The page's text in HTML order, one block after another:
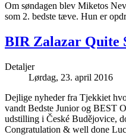
Om søndagen blev Miketos
som 2. bedste tæve. Hun er
BIR Zalazar Quite
Detaljer
Lørdag, 23. april 2016
Dejlige nyheder fra Tjekkiet
vandt Bedste Junior og BEST
udstilling i České Budějovice,
Congratulation & well done